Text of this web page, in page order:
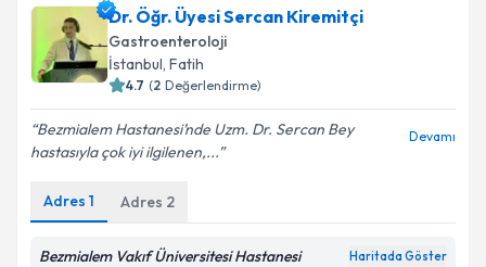
Dr. Öğr. Üyesi Sercan Kiremitçi
Gastroenteroloji
İstanbul, Fatih
4.7 (2 Değerlendirme)
Bezmialem Hastanesi’nde Uzm. Dr. Sercan Bey
hastasıyla çok iyi ilgilenen,...
Devamı
Adres 1 Adres 2
Bezmialem Vakıf Üniversitesi Hastanesi Haritada Göster